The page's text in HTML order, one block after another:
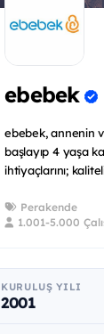
ebebek
ebebek, annenin
başlayıp 4 yaşa
ihtiyaçlarını;
Perakende
1.001-5.000
KURULUŞ YILI
2001